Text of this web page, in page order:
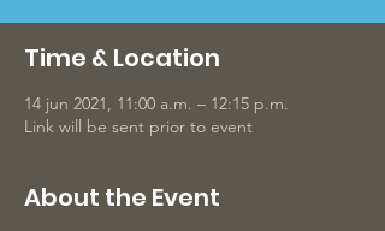
Time & Location
14 jun 2021, 11:00 a.m. – 12:15 p.m.
Link will be sent prior to event
About the Event